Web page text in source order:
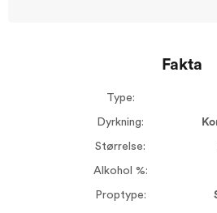
Fakta
Type:
Dyrkning:
Størrelse:
Alkohol %:
Proptype: